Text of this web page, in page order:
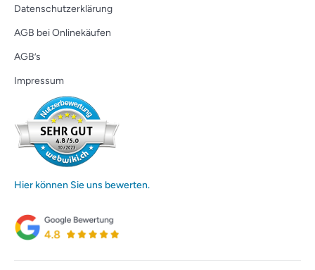
Datenschutzerklärung
AGB bei Onlinekäufen
AGB’s
Impressum
Hier können Sie uns bewerten.